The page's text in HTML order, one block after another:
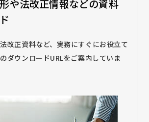
や法改正情報などの資料
改正資料など、実務にすぐにお役立て
ダウンロードURLをご案内していま